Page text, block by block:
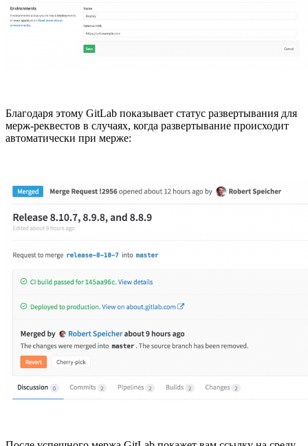
Благодаря этому GitLab показывает статус развертывания для
мерж-реквестов в случаях, когда развертывание происходит
автоматически при мерже: